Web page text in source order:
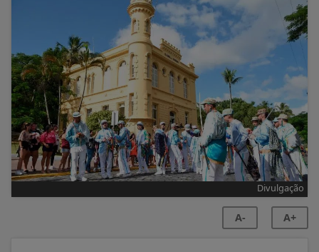
Divulgação
A- A+